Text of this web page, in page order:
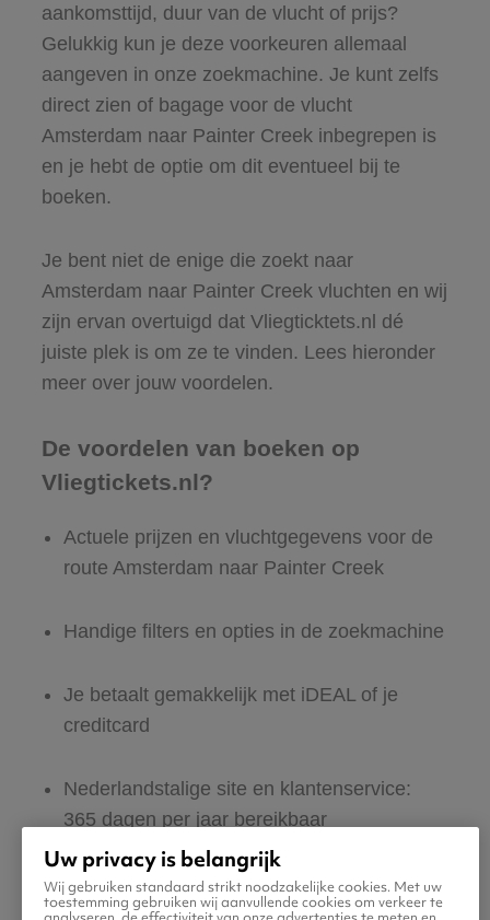
aankomsttijd, duur van de vlucht of prijs?
Gelukkig kun je deze voorkeuren allemaal
aangeven in onze zoekmachine. Je kunt zelfs
direct zien of bagage voor de vlucht
Amsterdam naar Painter Creek inbegrepen is
en je hebt de optie om dit eventueel bij te
boeken.
Je bent niet de enige die zoekt naar
Amsterdam naar Painter Creek vluchten en wij
zijn ervan overtuigd dat Vliegticktets.nl dé
juiste plek is om ze te vinden. Lees hieronder
meer over jouw voordelen.
De voordelen van boeken op
Vliegtickets.nl?
Actuele prijzen en vluchtgegevens voor de
route Amsterdam naar Painter Creek
Handige filters en opties in de zoekmachine
Je betaalt gemakkelijk met iDEAL of je
creditcard
Nederlandstalige site en klantenservice:
365 dagen per jaar bereikbaar
Zeker van veilig boeken en betalen
Uw privacy is belangrijk
Wij gebruiken standaard strikt noodzakelijke cookies. Met uw
toestemming gebruiken wij aanvullende cookies om verkeer te